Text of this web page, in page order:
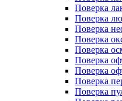
Поверка
Поверка
Поверка
Поверка
Поверка
Поверка
Поверка
Поверка
Поверка